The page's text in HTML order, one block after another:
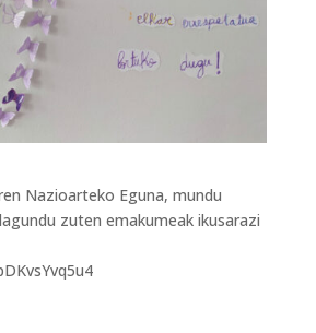
Nazioarteko Eguna, mundu
zuten emakumeak ikusarazi